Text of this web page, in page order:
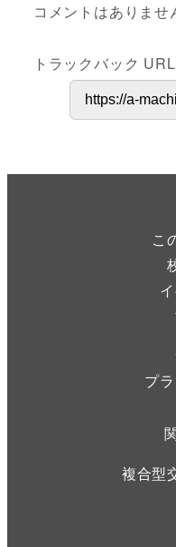
コメントはありませ
トラックバック URL
こ
プ
複合型